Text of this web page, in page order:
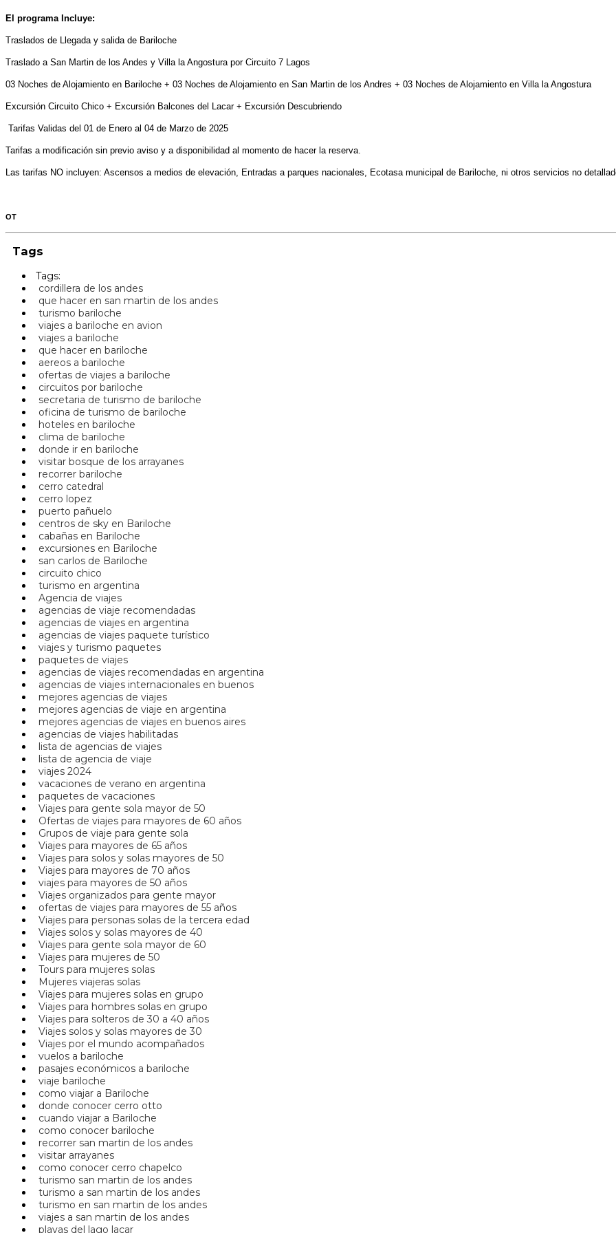
El programa Incluye:
Traslados de Llegada y salida de Bariloche
Traslado a San Martin de los Andes y Villa la Angostura por Circuito 7 Lagos
03 Noches de Alojamiento en Bariloche + 03 Noches de Alojamiento en San Martin de los Andres + 03 Noches de Alojamiento en Villa la Angostura
Excursión Circuito Chico + Excursión Balcones del Lacar + Excursión Descubriendo
Tarifas Validas del 01 de Enero al 04 de Marzo de 2025
Tarifas a modificación sin previo aviso y a disponibilidad al momento de hacer la reserva.
Las tarifas NO incluyen: Ascensos a medios de elevación, Entradas a parques nacionales, Ecotasa municipal de Bariloche, ni otros servicios no
OT
Tags
Tags:
cordillera de los andes
que hacer en san martin de los andes
turismo bariloche
viajes a bariloche en avion
viajes a bariloche
que hacer en bariloche
aereos a bariloche
ofertas de viajes a bariloche
circuitos por bariloche
secretaria de turismo de bariloche
oficina de turismo de bariloche
hoteles en bariloche
clima de bariloche
donde ir en bariloche
visitar bosque de los arrayanes
recorrer bariloche
cerro catedral
cerro lopez
puerto pañuelo
centros de sky en Bariloche
cabañas en Bariloche
excursiones en Bariloche
san carlos de Bariloche
circuito chico
turismo en argentina
Agencia de viajes
agencias de viaje recomendadas
agencias de viajes en argentina
agencias de viajes paquete turístico
viajes y turismo paquetes
paquetes de viajes
agencias de viajes recomendadas en argentina
agencias de viajes internacionales en buenos
mejores agencias de viajes
mejores agencias de viaje en argentina
mejores agencias de viajes en buenos aires
agencias de viajes habilitadas
lista de agencias de viajes
lista de agencia de viaje
viajes 2024
vacaciones de verano en argentina
paquetes de vacaciones
Viajes para gente sola mayor de 50
Ofertas de viajes para mayores de 60 años
Grupos de viaje para gente sola
Viajes para mayores de 65 años
Viajes para solos y solas mayores de 50
Viajes para mayores de 70 años
viajes para mayores de 50 años
Viajes organizados para gente mayor
ofertas de viajes para mayores de 55 años
Viajes para personas solas de la tercera edad
Viajes solos y solas mayores de 40
Viajes para gente sola mayor de 60
Viajes para mujeres de 50
Tours para mujeres solas
Mujeres viajeras solas
Viajes para mujeres solas en grupo
Viajes para hombres solas en grupo
Viajes para solteros de 30 a 40 años
Viajes solos y solas mayores de 30
Viajes por el mundo acompañados
vuelos a bariloche
pasajes económicos a bariloche
viaje bariloche
como viajar a Bariloche
donde conocer cerro otto
cuando viajar a Bariloche
como conocer bariloche
recorrer san martin de los andes
visitar arrayanes
como conocer cerro chapelco
turismo san martin de los andes
turismo a san martin de los andes
turismo en san martin de los andes
viajes a san martin de los andes
playas del lago lacar